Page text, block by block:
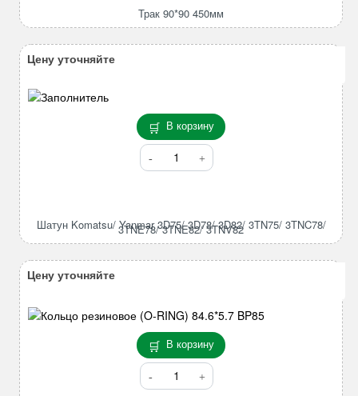
Трак 90*90 450мм
В корзину
Количество
товара
Yanmar
3D75/
3TNE78/
3TNE82/
3TNV82
Шатун Komatsu/ Yanmar 3D75/ 3D78/ 3D82/ 3TN75/ 3TNC78/
3TNE78/ 3TNE82/ 3TNV82
Цену уточняйте
В корзину
Количество
товара
Цену уточняйте